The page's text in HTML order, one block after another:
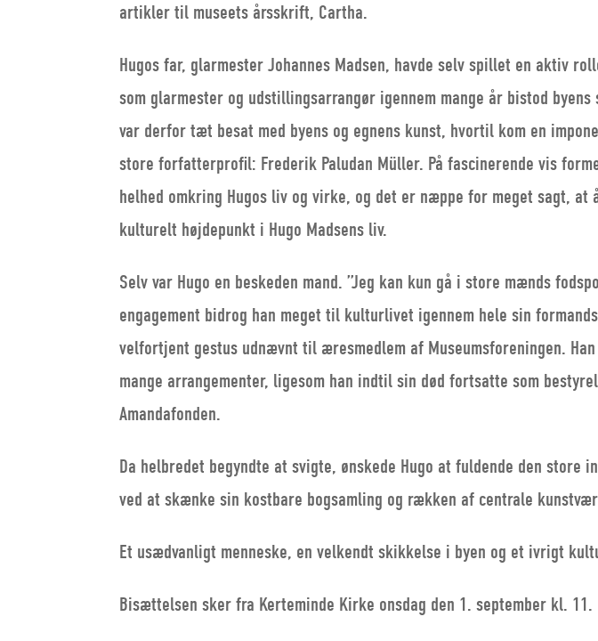
artikler til museets årsskrift, Cartha.
Hugos far, glarmester Johannes Madsen, havde selv spillet en aktiv
som glarmester og udstillingsarrangør igennem mange år bistod
var derfor tæt besat med byens og egnens kunst, hvortil kom en
store forfatterprofil: Frederik Paludan Müller. På fascinerende vis
helhed omkring Hugos liv og virke, og det er næppe for meget sagt,
kulturelt højdepunkt i Hugo Madsens liv.
Selv var Hugo en beskeden mand. ”Jeg kan kun gå i store mænds
engagement bidrog han meget til kulturlivet igennem hele sin
velfortjent gestus udnævnt til æresmedlem af Museumsforeningen.
mange arrangementer, ligesom han indtil sin død fortsatte som
Amandafonden.
Da helbredet begyndte at svigte, ønskede Hugo at fuldende den
ved at skænke sin kostbare bogsamling og rækken af centrale
Et usædvanligt menneske, en velkendt skikkelse i byen og et ivrigt
Bisættelsen sker fra Kerteminde Kirke onsdag den 1. september kl. 11.